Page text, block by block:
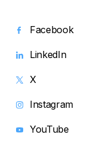
Facebook
LinkedIn
X
Instagram
YouTube